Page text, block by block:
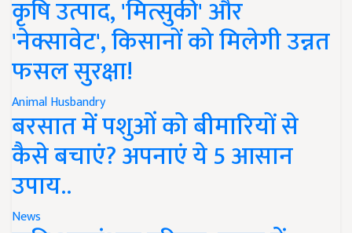
कृषि उत्पाद, 'मित्सुकी' और
'नेक्सावेट', किसानों को मिलेगी उन्नत
फसल सुरक्षा!
Animal Husbandry
बरसात में पशुओं को बीमारियों से
कैसे बचाएं? अपनाएं ये 5 आसान
उपाय..
News